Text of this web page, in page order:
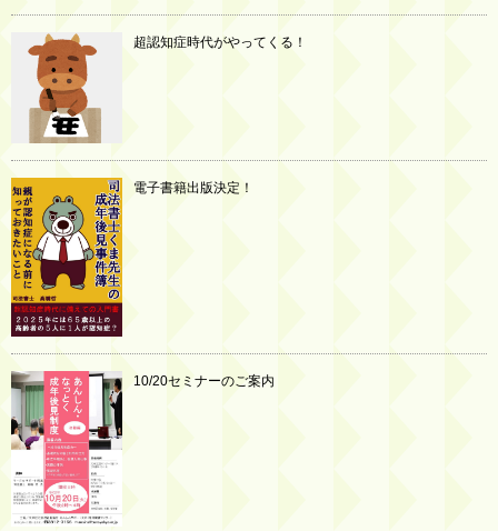
超認知症時代がやってくる！
電子書籍出版決定！
10/20セミナーのご案内